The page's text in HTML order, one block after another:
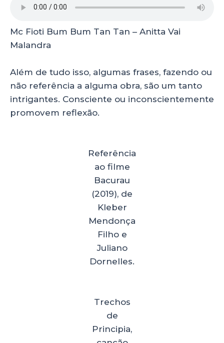
Mc Fioti Bum Bum Tan Tan – Anitta Vai
Malandra
Além de tudo isso, algumas frases, fazendo ou
não referência a alguma obra, são um tanto
intrigantes. Consciente ou inconscientemente
promovem reflexão.
Referência
ao filme
Bacurau
(2019), de
Kleber
Mendonça
Filho e
Juliano
Dornelles.
Trechos
de
Principia,